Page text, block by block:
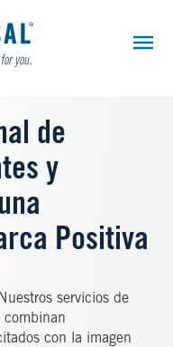
de
y
Positiva
servicios de
combinan
con la imagen